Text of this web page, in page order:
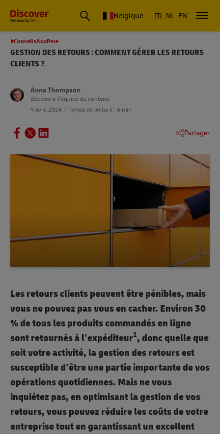
Belgique FR NL EN
#ConseilsAuxPme
GESTION DES RETOURS : COMMENT GÉRER LES RETOURS
CLIENTS ?
Anna Thompson
Découvrir l’équipe de contenu
9 avril 2024
Temps de lecture : 6 min
Partager
Les retours clients peuvent être pénibles, mais
vous ne pouvez pas vous en cacher. Environ 30
% de tous les produits commandés en ligne
sont retournés à l’expéditeur1, donc quelle que
soit votre activité, la gestion des retours est
susceptible d’être une partie importante de vos
opérations quotidiennes. Mais ne vous
inquiétez pas, en optimisant la gestion de vos
retours, vous pouvez réduire les coûts de votre
entreprise tout en garantissant un excellent